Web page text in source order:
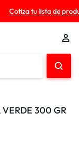
Cotiza tu lista de
VERDE 300 GR